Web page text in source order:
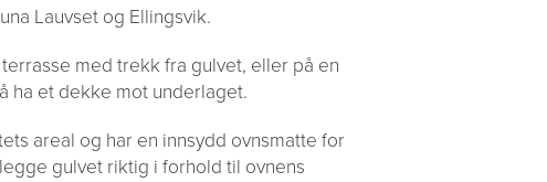
Lauvset og Ellingsvik.
med trekk fra gulvet, eller på en
ha et dekke mot underlaget.
areal og har en innsydd ovnsmatte for
gulvet riktig i forhold til ovnens